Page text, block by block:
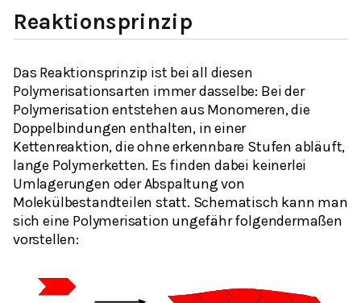
Reaktionsprinzip
Das Reaktionsprinzip ist bei all diesen
Polymerisationsarten immer dasselbe: Bei der
Polymerisation entstehen aus Monomeren, die
Doppelbindungen enthalten, in einer
Kettenreaktion, die ohne erkennbare Stufen abläuft,
lange Polymerketten. Es finden dabei keinerlei
Umlagerungen oder Abspaltung von
Molekülbestandteilen statt. Schematisch kann man
sich eine Polymerisation ungefähr folgendermaßen
vorstellen: